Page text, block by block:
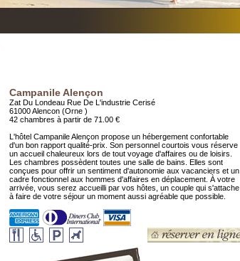
Campanile Alençon
Zat Du Londeau Rue De L'industrie Cerisé
61000 Alencon (Orne )
42 chambres à partir de 71.00 €
L'hôtel Campanile Alençon propose un hébergement confortable
d'un bon rapport qualité-prix. Son personnel courtois vous réserve
un accueil chaleureux lors de tout voyage d'affaires ou de loisirs.
Les chambres possèdent toutes une salle de bains. Elles sont
conçues pour offrir un sentiment d'autonomie aux vacanciers et un
cadre fonctionnel aux hommes d'affaires en déplacement. À votre
arrivée, vous serez accueilli par vos hôtes, un couple qui s'attache
à faire de votre séjour un moment aussi agréable que possible.